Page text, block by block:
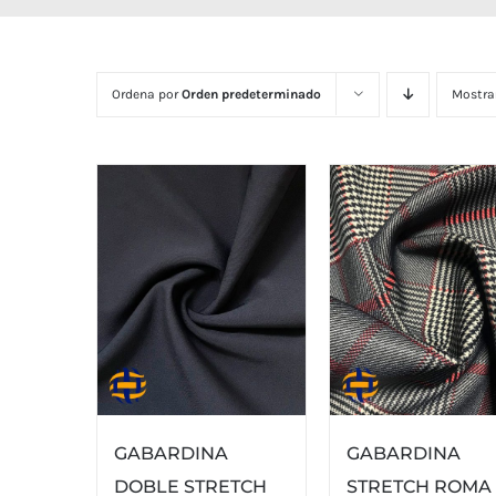
Ordena porOrden predeterminado
GABARDINA
DOBLE STRETCH
GABARDINA
STRETCH ROMA